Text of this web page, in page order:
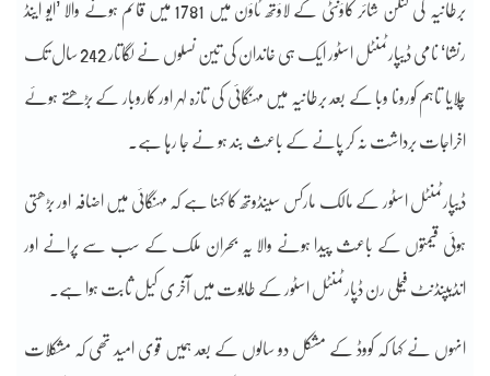
برطانیہ کی لنکن شائر کاؤنٹی کے لاؤتھ ٹاؤن میں 1781 میں قائم ہونے والا ’ایو اینڈ
رنشا‘ نامی ڈیپارٹمنٹل اسٹور ایک ہی خاندان کی تین نسلوں نے لگاتار 242 سال تک
چلایا تاہم کورونا وبا کے بعد برطانیہ میں مہنگائی کی تازہ لہر اور کاروبار کے بڑھتے ہوئے
اخراجات برداشت نہ کر پانے کے باعث بند ہو نے جا رہا ہے۔
ڈیپارٹمنٹل اسٹور کے مالک مارکس سینڈوتھ کا کہنا ہے کہ مہنگائی میں اضافہ اور بڑھتی
ہوئی قیمتوں کے باعث پیدا ہونے والا یہ بحران ملک کے سب سے پرانے اور
انڈیپنڈنٹ فیملی رن ڈپارٹمنٹل اسٹور کے طابوت میں آخری کیل ثابت ہوا ہے۔
انہوں نے کہا کہ کووڈ کے مشکل دو سالوں کے بعد ہمیں قوی امید تھی کہ مشکلات